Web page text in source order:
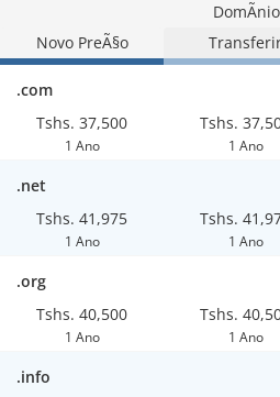
DomÃ­nio
Novo PreÃ§o
.com
Tshs. 37,500
1 Ano
Tshs.
1 Ano
.net
Tshs. 41,975
1 Ano
Tshs.
1 Ano
.org
Tshs. 40,500
1 Ano
Tshs.
1 Ano
.info